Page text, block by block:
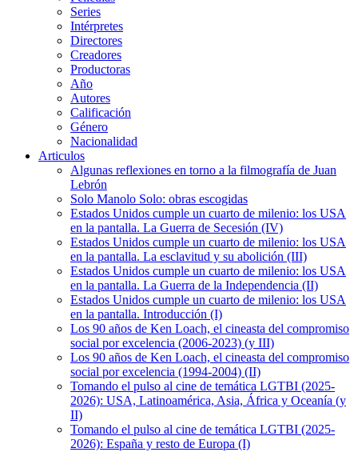
Series
Intérpretes
Directores
Creadores
Productoras
Año
Autores
Calificación
Género
Nacionalidad
Articulos
Algunas reflexiones en torno a la filmografía de Juan
Lebrón
Solo Manolo Solo: obras escogidas
Estados Unidos cumple un cuarto de milenio: los USA
en la pantalla. La Guerra de Secesión (IV)
Estados Unidos cumple un cuarto de milenio: los USA
en la pantalla. La esclavitud y su abolición (III)
Estados Unidos cumple un cuarto de milenio: los USA
en la pantalla. La Guerra de la Independencia (II)
Estados Unidos cumple un cuarto de milenio: los USA
en la pantalla. Introducción (I)
Los 90 años de Ken Loach, el cineasta del compromiso
social por excelencia (2006-2023) (y III)
Los 90 años de Ken Loach, el cineasta del compromiso
social por excelencia (1994-2004) (II)
Tomando el pulso al cine de temática LGTBI (2025-
2026): USA, Latinoamérica, Asia, África y Oceanía (y
II)
Tomando el pulso al cine de temática LGTBI (2025-
2026): España y resto de Europa (I)